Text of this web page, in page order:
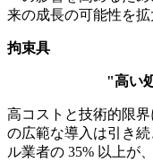
来の成長の可能性を拡
拘束具
"高い
高コストと技術的限
の広範な導入は引き
ル業者の 35% 以上が